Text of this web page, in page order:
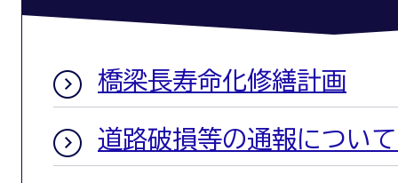
橋梁長寿命化修繕計画
道路破損等の通報につい